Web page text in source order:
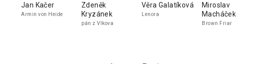
Jan Kačer
Armin von Heide
Zdeněk
Kryzánek
pán z Vlkova
Věra Galatíková
Lenora
Miroslav
Macháček
Brown Friar